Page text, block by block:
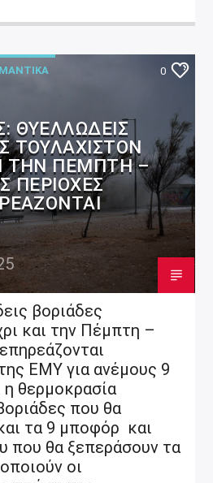
0
ΘΥΕΛΛΏΔΕΙΣ
ΤΟΥΛΆΧΙΣΤΟΝ
ΤΗΝ ΠΈΜΠΤΗ –
ΠΕΡΙΟΧΈΣ
βοριάδες
και την Πέμπτη –
ΕΜΥ για ανέμους 9
θερμοκρασία
που θα
τα 9 μποφόρ και
που θα ξεπεράσουν τα
οι